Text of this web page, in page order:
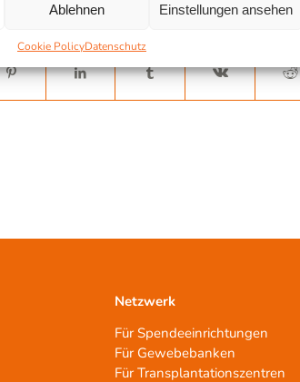
Ablehnen Einstellungen ansehen
Cookie PolicyDatenschutz
Netzwerk
Für Spendeeinrichtungen
Für Gewebebanken
Für Transplantationszentren